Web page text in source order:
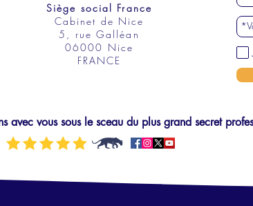
Siège social France
Cabinet de Nice
5, rue Galléan
06000 Nice
FRANCE
avec vous sous le sceau du plus grand secret